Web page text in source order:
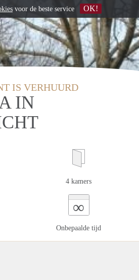
IS VERHUURD
IN
4 kamers
∞
Onbepaalde tijd
voor de beste service OK!